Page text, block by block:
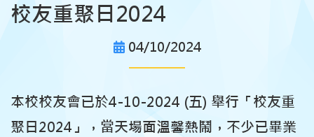
校友重聚日2024
04/10/2024
本校校友會已於4-10-2024 (五) 舉行「校友重
聚日2024」，當天場面溫馨熱鬧，不少已畢業